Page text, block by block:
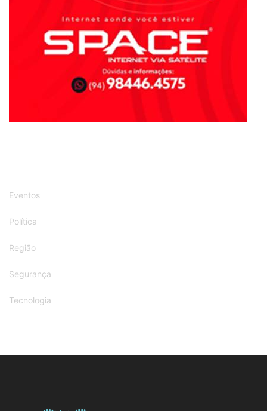
Eventos
Política
Região
Segurança
Tecnologia